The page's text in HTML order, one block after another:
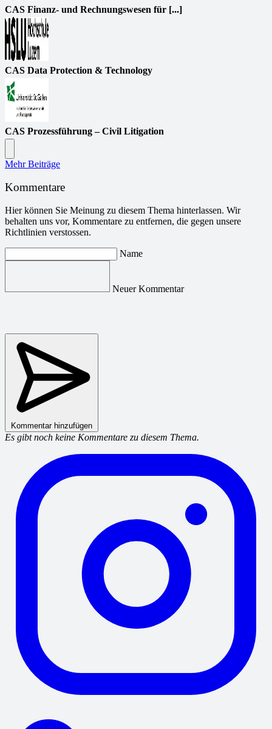
CAS Finanz- und Rechnungswesen für [...]
CAS Data Protection & Technology
CAS Prozessführung – Civil Litigation
Mehr Beiträge
Kommentare
Hier können Sie Meinung zu diesem Thema hinterlassen. Wir
behalten uns vor, Kommentare zu entfernen, die gegen unsere
Richtlinien verstossen.
Name
Neuer Kommentar
Kommentar hinzufügen
Es gibt noch keine Kommentare zu diesem Thema.